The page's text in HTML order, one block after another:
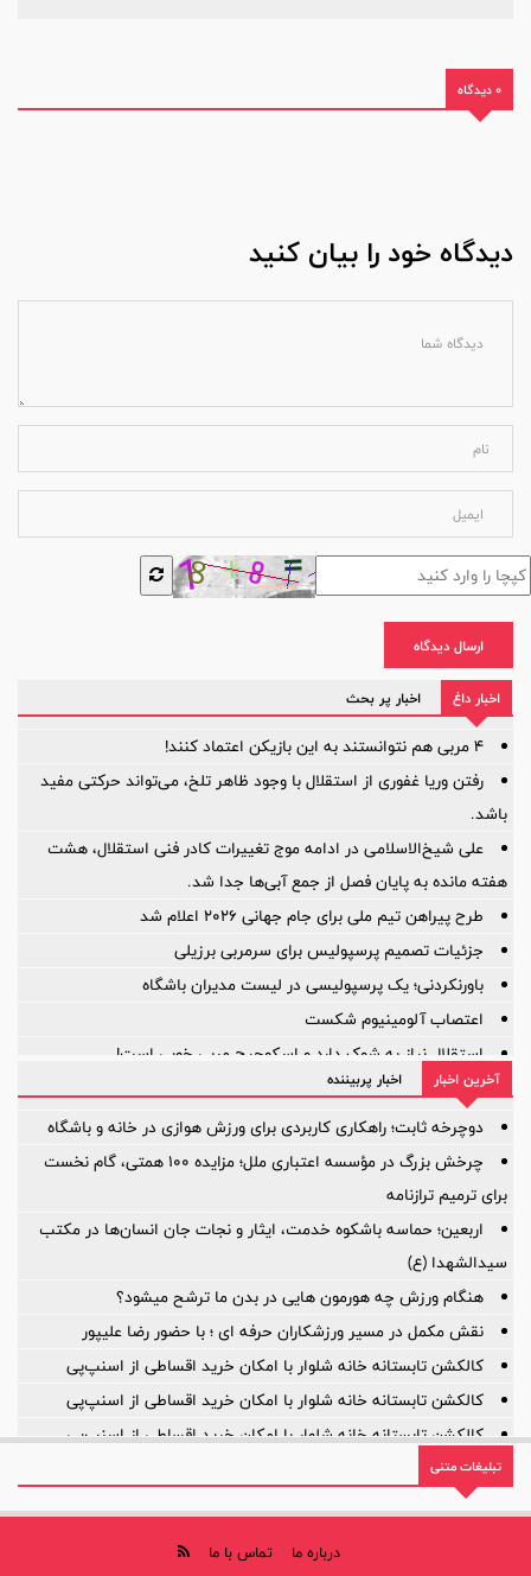
0 دیدگاه
دیدگاه خود را بیان کنید
ارسال دیدگاه
اخبار داغ اخبار پر بحث
۴ مربی هم نتوانستند به این بازیکن اعتماد کنند!
رفتن وریا غفوری از استقلال با وجود ظاهر تلخ، می‌تواند حرکتی مفید
باشد.
علی شیخ‌الاسلامی در ادامه موج تغییرات کادر فنی استقلال، هشت
هفته مانده به پایان فصل از جمع آبی‌ها جدا شد.
طرح پیراهن تیم ملی برای جام جهانی ۲۰۲۶ اعلام شد
جزئیات تصمیم پرسپولیس برای سرمربی برزیلی
باورنکردنی؛ یک پرسپولیسی در لیست مدیران باشگاه
اعتصاب آلومینیوم شکست
استقلال نیاز به شوک دارد و اسکوچیچ مربی خوبی است!
آیا ستون خط میانی ترک برداشته است؟
بازی‌ها یکی پس از دیگری لغو شد؛
آخرین اخبار اخبار پربیننده
دوچرخه ثابت؛ راهکاری کاربردی برای ورزش هوازی در خانه و باشگاه
چرخش بزرگ در مؤسسه اعتباری ملل؛ مزایده ۱۰۰ همتی، گام نخست
برای ترمیم ترازنامه
اربعین؛ حماسه باشکوه خدمت، ایثار و نجات جان انسان‌ها در مکتب
سیدالشهدا (ع)
هنگام ورزش چه هورمون هایی در بدن ما ترشح میشود؟
نقش مکمل در مسیر ورزشکاران حرفه ای ؛ با حضور رضا علیپور
کالکشن تابستانه خانه شلوار با امکان خرید اقساطی از اسنپ‌پی
کالکشن تابستانه خانه شلوار با امکان خرید اقساطی از اسنپ‌پی
کالکشن تابستانه خانه شلوار با امکان خرید اقساطی از اسنپ‌پی
روایت یک مأموریت بزرگ؛ ۲۲ سال افتخار، ۲۲ سال توسعه
تبلیغات متنی
درباره ما
تماس با ما